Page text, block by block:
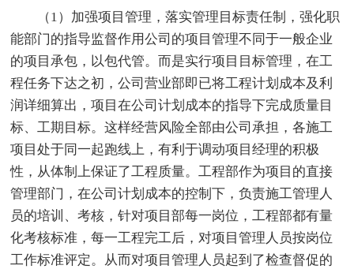
（1）加强项目管理，落实管理目标责任制，强化职
能部门的指导监督作用公司的项目管理不同于一般企业
的项目承包，以包代管。而是实行项目目标管理，在工
程任务下达之初，公司营业部即已将工程计划成本及利
润详细算出，项目在公司计划成本的指导下完成质量目
标、工期目标。这样经营风险全部由公司承担，各施工
项目处于同一起跑线上，有利于调动项目经理的积极
性，从体制上保证了工程质量。工程部作为项目的直接
管理部门，在公司计划成本的控制下，负责施工管理人
员的培训、考核，针对项目部每一岗位，工程部都有量
化考核标准，每一工程完工后，对项目管理人员按岗位
工作标准评定。从而对项目管理人员起到了检查督促的